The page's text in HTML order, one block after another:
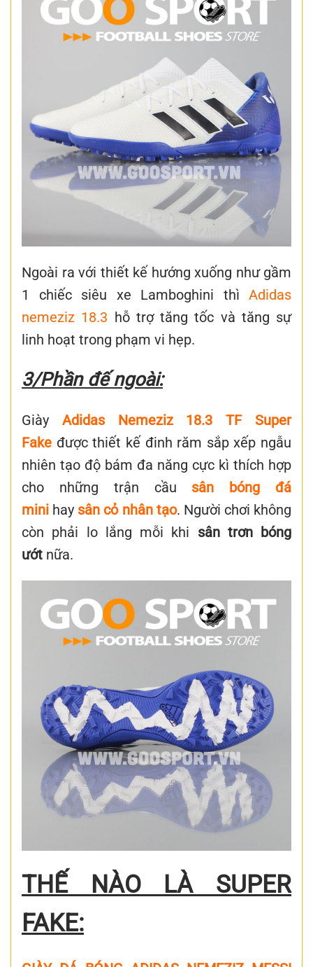
Ngoài ra với thiết kế hướng xuống như gầm
1 chiếc siêu xe Lamboghini thì Adidas
nemeziz 18.3 hỗ trợ tăng tốc và tăng sự
linh hoạt trong phạm vi hẹp.
3/Phần đế ngoài:
Giày Adidas Nemeziz 18.3 TF Super
Fake được thiết kế đinh răm sắp xếp ngẫu
nhiên tạo độ bám đa năng cực kì thích hợp
cho những trận cầu sân bóng đá
mini hay sân cỏ nhân tạo. Người chơi không
còn phải lo lắng mỗi khi sân trơn bóng
ướt nữa.
THẾ NÀO LÀ SUPER
FAKE: